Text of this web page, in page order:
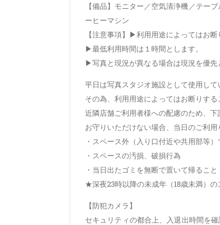
【備品】モニター／空気清浄機／テー
ーヒーマシン
【注意事項】▶利用用途によってはお
▶最低利用時間は１時間とします。
▶写真と現況が異なる場合は現況を優先
平日は写真スタジオ施設として使用して
その為、利用用途によってはお断りす
近隣店舗ご利用者様への配慮のため、
お守りいただけない場合、当日のご利
・スペース外（入り口付近や共用部等
・スペースの汚損、破損行為
・当日出たゴミを無断で置いて帰ること
★深夜23時以降の未成年（18歳未満）
【防犯カメラ】
セキュリティの都合上、入退出時間を